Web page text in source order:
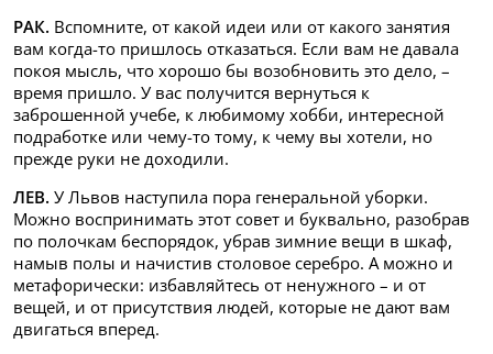
РАК. Вспомните, от какой идеи или от какого занятия
вам когда-то пришлось отказаться. Если вам не давала
покоя мысль, что хорошо бы возобновить это дело, –
время пришло. У вас получится вернуться к
заброшенной учебе, к любимому хобби, интересной
подработке или чему-то тому, к чему вы хотели, но
прежде руки не доходили.
ЛЕВ. У Львов наступила пора генеральной уборки.
Можно воспринимать этот совет и буквально, разобрав
по полочкам беспорядок, убрав зимние вещи в шкаф,
намыв полы и начистив столовое серебро. А можно и
метафорически: избавляйтесь от ненужного – и от
вещей, и от присутствия людей, которые не дают вам
двигаться вперед.